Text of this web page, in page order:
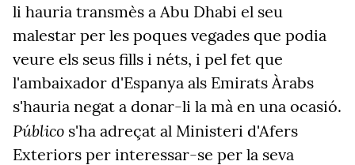
li hauria transmès a Abu Dhabi el seu
malestar per les poques vegades que podia
veure els seus fills i néts, i pel fet que
l'ambaixador d'Espanya als Emirats Àrabs
s'hauria negat a donar-li la mà en una ocasió.
Público s'ha adreçat al Ministeri d'Afers
Exteriors per interessar-se per la seva